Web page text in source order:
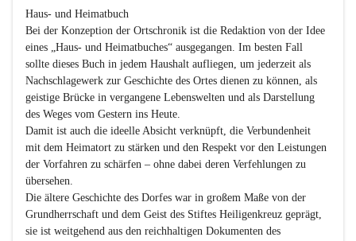
Haus- und Heimatbuch
Bei der Konzeption der Ortschronik ist die Redaktion von der Idee
eines „Haus- und Heimatbuches“ ausgegangen. Im besten Fall
sollte dieses Buch in jedem Haushalt aufliegen, um jederzeit als
Nachschlagewerk zur Geschichte des Ortes dienen zu können, als
geistige Brücke in vergangene Lebenswelten und als Darstellung
des Weges vom Gestern ins Heute.
Damit ist auch die ideelle Absicht verknüpft, die Verbundenheit
mit dem Heimatort zu stärken und den Respekt vor den Leistungen
der Vorfahren zu schärfen – ohne dabei deren Verfehlungen zu
übersehen.
Die ältere Geschichte des Dorfes war in großem Maße von der
Grundherrschaft und dem Geist des Stiftes Heiligenkreuz geprägt,
sie ist weitgehend aus den reichhaltigen Dokumenten des